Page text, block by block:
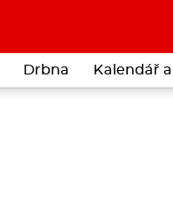
Drbna Kalendář